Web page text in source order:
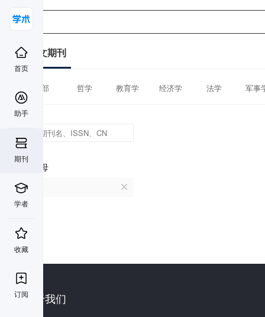
首页
助手
期刊
学者
收藏
订阅
中文期刊
全部 哲学 教育学 经济学 法学 军事
首字母
U
关于我们